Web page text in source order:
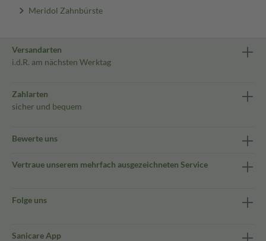
Meridol Zahnbürste
Versandarten
i.d.R. am nächsten Werktag
Zahlarten
sicher und bequem
Bewerte uns
Vertraue unserem mehrfach ausgezeichneten Service
Folge uns
Sanicare App